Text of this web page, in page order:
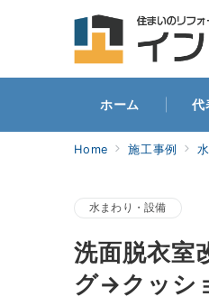
ホーム 代
Home 施工事例
水まわり・設備
洗面脱衣室
グ→クッシ